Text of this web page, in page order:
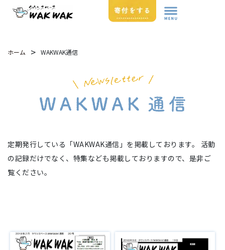
ホーム > WAKWAK通信
定期発行している「WAKWAK通信」を掲載しております。
活動
の記録だけでなく、特集なども掲載しておりますので、是非ご
覧ください。